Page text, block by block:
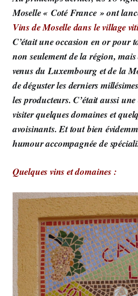
Moselle « Coté France » ont
Vins de Moselle dans le village
C’était une occasion en or pour
non seulement de la région, mais
venus du Luxembourg et de la
de déguster les derniers
les producteurs. C’était aussi
visiter quelques domaines et
avoisinants. Et tout bien
humour accompagnée de
Quelques vins et domaines :